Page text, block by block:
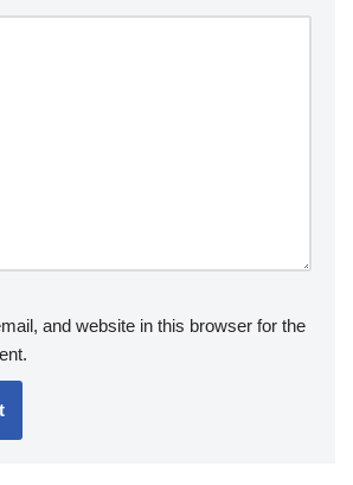
and website in this browser for the